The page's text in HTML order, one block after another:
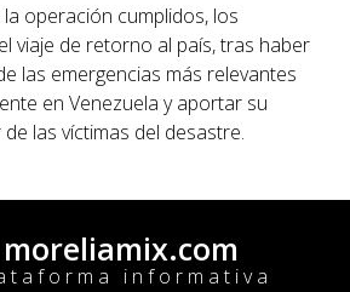
operación cumplidos, los
viaje de retorno al país, tras haber
las emergencias más relevantes
en Venezuela y aportar su
las víctimas del desastre.
moreliamix.com
informativa